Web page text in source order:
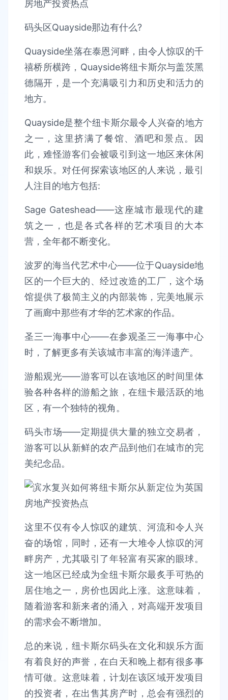
码头区Quayside那边有什么?
Quayside坐落在泰恩河畔，由令人惊叹的千
禧桥所横跨，Quayside将纽卡斯尔与盖茨黑
德隔开，是一个充满吸引力和历史和活力的
地方。
Quayside是整个纽卡斯尔最令人兴奋的地方
之一，这里挤满了餐馆、酒吧和景点。因
此，难怪游客们会被吸引到这一地区来休闲
和娱乐。对任何探索该地区的人来说，最引
人注目的地方包括:
Sage Gateshead——这座城市最现代的建
筑之一，也是各式各样的艺术项目的大本
营，全年都不断变化。
波罗的海当代艺术中心——位于Quayside地
区的一个巨大的、经过改造的工厂，这个场
馆提供了极简主义的内部装饰，完美地展示
了画廊中那些有才华的艺术家的作品。
圣三一海事中心——在参观圣三一海事中心
时，了解更多有关该城市丰富的海洋遗产。
游船观光——游客可以在该地区的时间里体
验各种各样的游船之旅，在纽卡最活跃的地
区，有一个独特的视角。
码头市场——定期提供大量的独立交易者，
游客可以从新鲜的农产品到他们在城市的完
美纪念品。
这里不仅有令人惊叹的建筑、河流和令人兴
奋的场馆，同时，还有一大堆令人惊叹的河
畔房产，尤其吸引了年轻富有买家的眼球。
这一地区已经成为全纽卡斯尔最炙手可热的
居住地之一，房价也因此上涨。这意味着，
随着游客和新来者的涌入，对高端开发项目
的需求会不断增加。
总的来说，纽卡斯尔码头在文化和娱乐方面
有着良好的声誉，在白天和晚上都有很多事
情可做。这意味着，计划在该区域开发项目
的投资者，在出售其房产时，总会有强烈的